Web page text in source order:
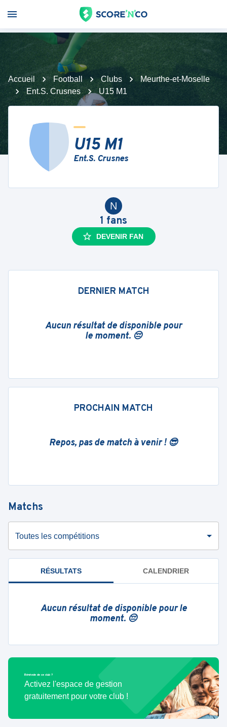
Accueil Football Clubs
Meurthe-et-Moselle
Ent.S. Crusnes
U15 M1
U15 M1
Ent.S. Crusnes
N
1 fans
DEVENIR FAN
DERNIER MATCH
Aucun résultat de disponible pour
le moment. 😔
PROCHAIN MATCH
Repos, pas de match à venir ! 😎
Matchs
Toutes les compétitions
RÉSULTATS CALENDRIER
Aucun résultat de disponible pour le
moment. 😔
Bénévole de ce club ?
Activez l'espace de gestion
gratuitement pour votre club !